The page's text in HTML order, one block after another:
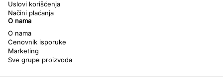
Uslovi korišćenja
Načini plaćanja
O nama
O nama
Cenovnik isporuke
Marketing
Sve grupe proizvoda